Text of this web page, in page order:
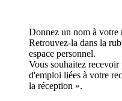
Donnez un nom à votre
Retrouvez-la dans la
espace personnel.
Vous souhaitez
d'emploi liées à votre
la réception ».